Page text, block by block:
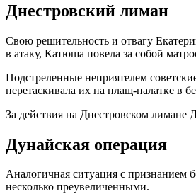
Днестровский лиман
Свою решительность и отвагу
в атаку, Катюша повела за собой
Подстреленные неприятелем
перетаскивала их на плащ-палатке в
За действия на Днестровском лимане
Дунайская операция
Аналогичная ситуация с признанием
несколько преувеличенными.